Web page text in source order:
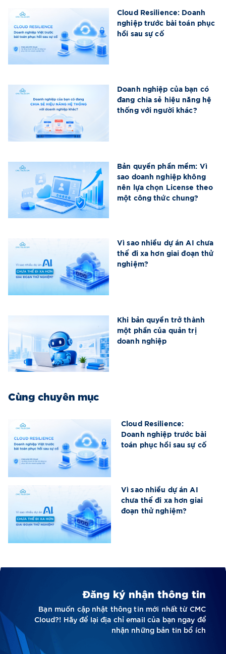
Cloud Resilience: Doanh
nghiệp trước bài toán phục
hồi sau sự cố
Doanh nghiệp của bạn có
đang chia sẻ hiệu năng hệ
thống với người khác?
Bản quyền phần mềm: Vì
sao doanh nghiệp không
nên lựa chọn License theo
một công thức chung?
Vì sao nhiều dự án AI chưa
thể đi xa hơn giai đoạn thử
nghiệm?
Khi bản quyền trở thành
một phần của quản trị
doanh nghiệp
Cùng chuyên mục
Cloud Resilience:
Doanh nghiệp trước bài
toán phục hồi sau sự cố
Vì sao nhiều dự án AI
chưa thể đi xa hơn giai
đoạn thử nghiệm?
Đăng ký nhận thông tin
Bạn muốn cập nhật thông tin mới nhất từ CMC
Cloud?! Hãy để lại địa chỉ email của bạn ngay để
nhận những bản tin bổ ích